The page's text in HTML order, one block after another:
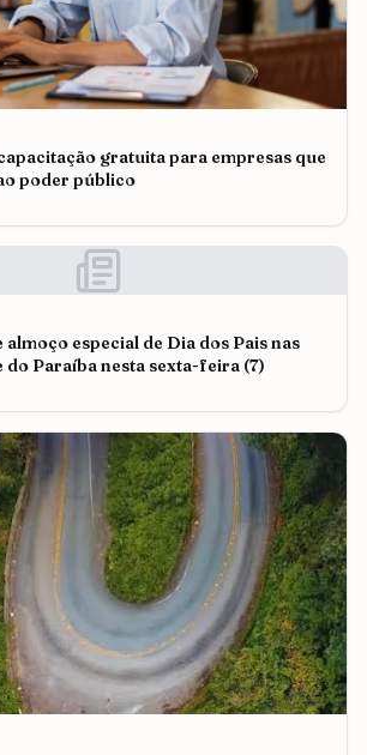
gratuita para empresas que
poder público
especial de Dia dos Pais nas
do Paraíba nesta sexta-feira (7)